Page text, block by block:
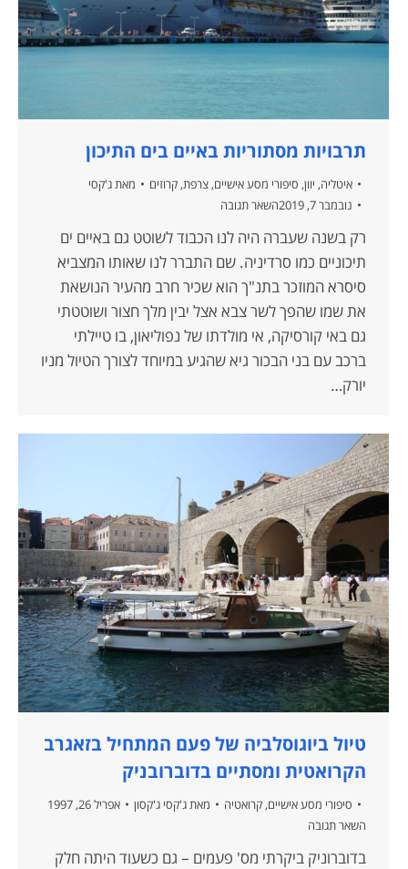
תרבויות מסתוריות באיים בים התיכון
איטליה, יוון, סיפורי מסע אישיים, צרפת, קרוזים מאת ג'קסי
נובמבר 7, 2019
השאר תגובה
רק בשנה שעברה היה לנו הכבוד לשוטט גם באיים ים
תיכוניים כמו סרדיניה. שם התברר לנו שאותו המצביא
סיסרא המוזכר בתנ"ך הוא שכיר חרב מהעיר הנושאת
את שמו שהפך לשר צבא אצל יבין מלך חצור ושוטטתי
גם באי קורסיקה, אי מולדתו של נפוליאון, בו טיילתי
ברכב עם בני הבכור גיא שהגיע במיוחד לצורך הטיול מניו
יורק…
טיול ביוגוסלביה של פעם המתחיל בזאגרב
הקרואטית ומסתיים בדוברובניק
סיפורי מסע אישיים, קרואטיה מאת ג'קסי ג'קסון
אפריל 26, 1997
השאר תגובה
בדוברוניק ביקרתי מס' פעמים – גם כשעוד היתה חלק